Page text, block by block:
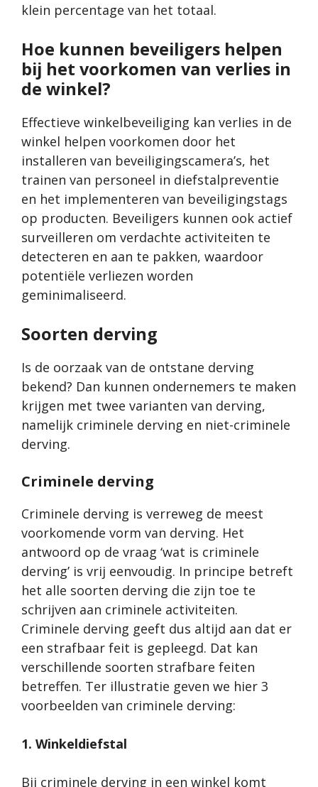
klein percentage van het totaal.
Hoe kunnen beveiligers helpen
bij het voorkomen van verlies in
de winkel?
Effectieve winkelbeveiliging kan verlies in de
winkel helpen voorkomen door het
installeren van beveiligingscamera’s, het
trainen van personeel in diefstalpreventie
en het implementeren van beveiligingstags
op producten. Beveiligers kunnen ook actief
surveilleren om verdachte activiteiten te
detecteren en aan te pakken, waardoor
potentiële verliezen worden
geminimaliseerd.
Soorten derving
Is de oorzaak van de ontstane derving
bekend? Dan kunnen ondernemers te maken
krijgen met twee varianten van derving,
namelijk criminele derving en niet-criminele
derving.
Criminele derving
Criminele derving is verreweg de meest
voorkomende vorm van derving. Het
antwoord op de vraag ‘wat is criminele
derving’ is vrij eenvoudig. In principe betreft
het alle soorten derving die zijn toe te
schrijven aan criminele activiteiten.
Criminele derving geeft dus altijd aan dat er
een strafbaar feit is gepleegd. Dat kan
verschillende soorten strafbare feiten
betreffen. Ter illustratie geven we hier 3
voorbeelden van criminele derving:
1. Winkeldiefstal
Bij criminele derving in een winkel komt